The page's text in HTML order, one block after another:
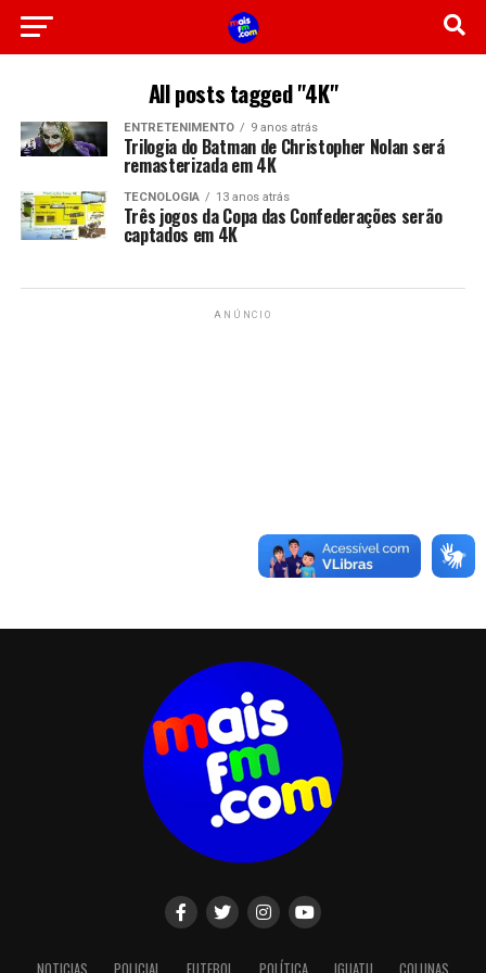
All posts tagged "4K"
ENTRETENIMENTO 9 anos atrás
Trilogia do Batman de Christopher Nolan será
remasterizada em 4K
TECNOLOGIA 13 anos atrás
Três jogos da Copa das Confederações serão
captados em 4K
ANÚNCIO